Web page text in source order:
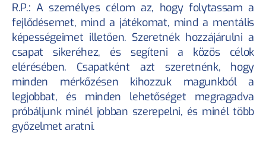
R.P.: A személyes célom az, hogy folytassam a
fejlődésemet, mind a játékomat, mind a mentális
képességeimet illetően. Szeretnék hozzájárulni a
csapat sikeréhez, és segíteni a közös célok
elérésében. Csapatként azt szeretnénk, hogy
minden mérkőzésen kihozzuk magunkból a
legjobbat, és minden lehetőséget megragadva
próbáljunk minél jobban szerepelni, és minél több
győzelmet aratni.